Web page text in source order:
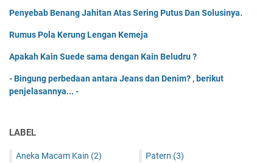
Penyebab Benang Jahitan Atas Sering Putus Dan Solusinya.
Rumus Pola Kerung Lengan Kemeja
Apakah Kain Suede sama dengan Kain Beludru ?
- Bingung perbedaan antara Jeans dan Denim? , berikut
penjelasannya... -
LABEL
Aneka Macam Kain (2)
Patern (3)